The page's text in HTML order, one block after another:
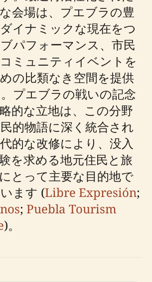
会場は、プエブラの豊
イナミックな現在をつ
パフォーマンス、市民
ミュニティイベントを
の比類なき空間を提供
プエブラの戦いの記念
的な立地は、この分野
的物語に深く統合され
的な改修により、没入
を求める地元住民と旅
とって主要な目的地で
ます (Libre Expresión;
; Puebla Tourism
)。